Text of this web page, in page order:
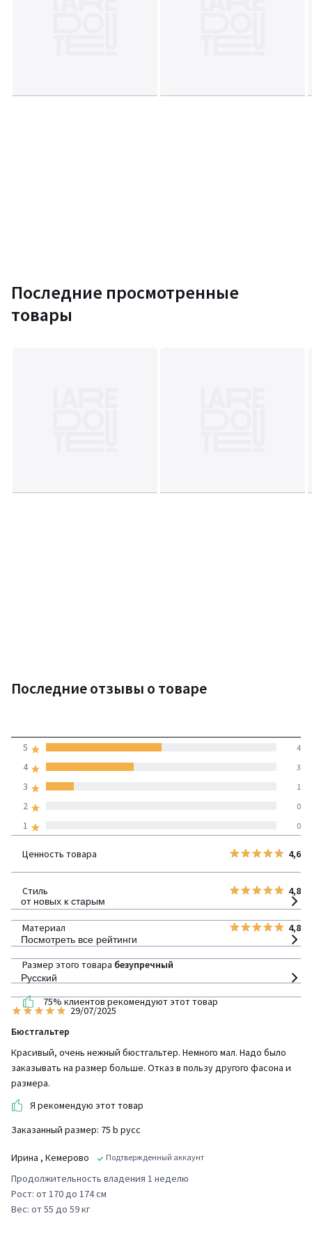
Последние просмотренные
товары
Последние отзывы о товаре
1 0
2 0
3 1
4 3
5 4
Ценность товара 4,6
Стиль 4,8
Материал 4,8
Размер этого товара безупречный
75% клиентов рекомендуют этот товар
от новых к старым
Посмотреть все рейтинги
Русский
29/07/2025
Бюстгальтер
Красивый, очень нежный бюстгальтер. Немного мал. Надо было
заказывать на размер больше. Отказ в пользу другого фасона и
размера.
Я рекомендую этот товар
Заказанный размер: 75 b русс
Ирина , Кемерово Подтвержденный аккаунт
Продолжительность владения 1 неделю
Рост: от 170 до 174 см
Вес: от 55 до 59 кг